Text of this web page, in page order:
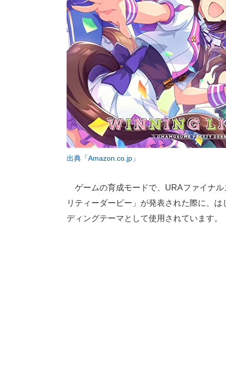
出典「Amazon.co.jp」
ゲームの育成モードで、URAファイナ
リティーダービー」が発表された際に、
ディングテーマとして使用されています。